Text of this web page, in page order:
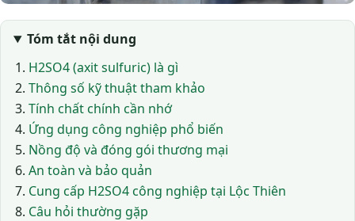
Tóm tắt nội dung
H2SO4 (axit sulfuric) là gì
Thông số kỹ thuật tham khảo
Tính chất chính cần nhớ
Ứng dụng công nghiệp phổ biến
Nồng độ và đóng gói thương mại
An toàn và bảo quản
Cung cấp H2SO4 công nghiệp tại Lộc Thiên
Câu hỏi thường gặp